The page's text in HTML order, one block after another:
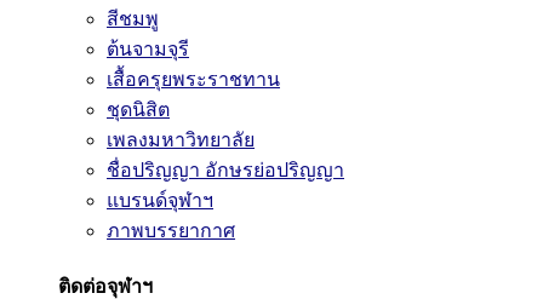
สีชมพู
ต้นจามจุรี
เสื้อครุยพระราชทาน
ชุดนิสิต
เพลงมหาวิทยาลัย
ชื่อปริญญา อักษรย่อปริญญา
แบรนด์จุฬาฯ
ภาพบรรยากาศ
ติดต่อจุฬาฯ